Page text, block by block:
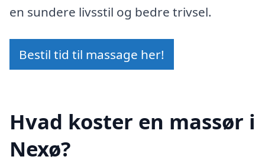
en sundere livsstil og bedre trivsel.
Bestil tid til massage her!
Hvad koster en massør i
Nexø?